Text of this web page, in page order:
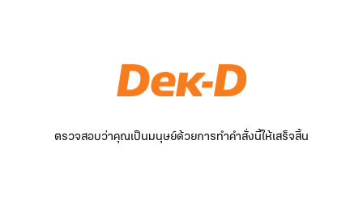
ตรวจสอบว่าคุณเป็นมนุษย์ด้วยการทำคำสั่งนี้ให้เสร็จสิ้น